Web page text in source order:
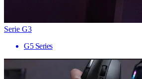
Serie G3
G5 Series